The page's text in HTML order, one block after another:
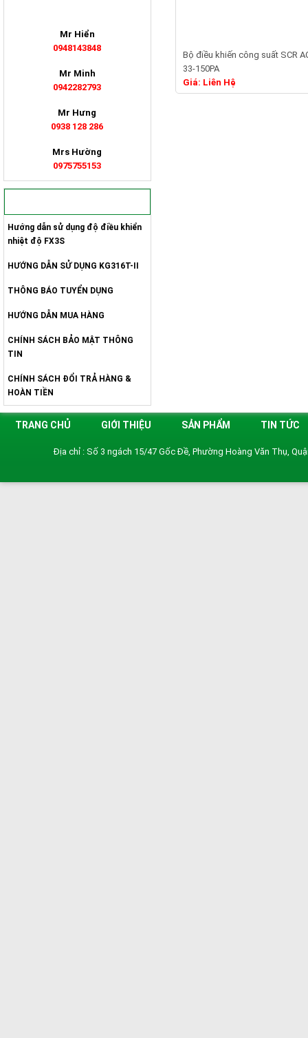
Bộ điều khiến công suất SCR
33-150PA
Giá: Liên Hệ
Mr Hiển
0948143848
Mr Minh
0942282793
Mr Hưng
0938 128 286
Mrs Hường
0975755153
Hướng dẫn sử dụng độ điều khiển
nhiệt độ FX3S
HƯỚNG DẪN SỬ DỤNG KG316T-II
THÔNG BÁO TUYỂN DỤNG
HƯỚNG DẪN MUA HÀNG
CHÍNH SÁCH BẢO MẬT THÔNG
TIN
CHÍNH SÁCH ĐỔI TRẢ HÀNG &
HOÀN TIỀN
TRANG CHỦ GIỚI THIỆU SẢN PHẨM TIN TỨC
Địa chỉ : Số 3 ngách 15/47 Gốc Đề, Phường Hoàng Văn Thụ,